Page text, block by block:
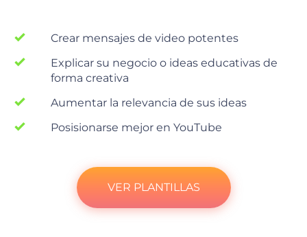
Crear mensajes de video potentes
Explicar su negocio o ideas educativas de
forma creativa
Aumentar la relevancia de sus ideas
Posisionarse mejor en YouTube
VER PLANTILLAS